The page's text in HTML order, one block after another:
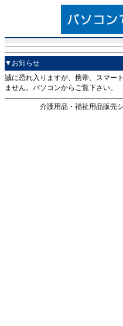
▼お知らせ
誠に恐れ入りますが、携帯、スマー
ません。パソコンからご覧下さい。
介護用品・福祉用品販売